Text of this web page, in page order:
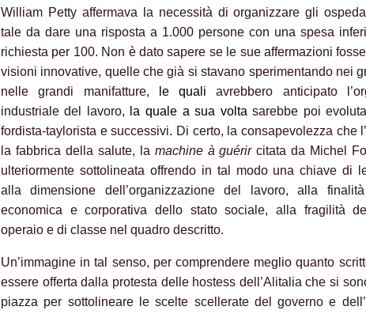
William Petty affermava la necessità di organizzare gli
tale da dare una risposta a 1.000 persone con una spesa
richiesta per 100. Non è dato sapere se le sue affermazioni
visioni innovative, quelle che già si stavano sperimentando nei
nelle grandi manifatture,
le quali avrebbero anticipato
industriale del lavoro,
la quale a sua volta sarebbe poi
fordista-taylorista e successivi. Di certo, la consapevolezza che
la fabbrica della salute, la machine à guérircitata da Michel
ulteriormente sottolineata offrendo in tal modo una chiave di
alla dimensione dell’organizzazione del lavoro, alla finalità
economica e corporativa dello stato sociale, alla fragilità
operaio e di classe nel quadro descritto.
Un’immagine in tal senso, per comprendere meglio quanto
essere offerta dalla protesta delle hostess dell’Alitalia che si
piazza per sottolineare le scelte scellerate del governo e